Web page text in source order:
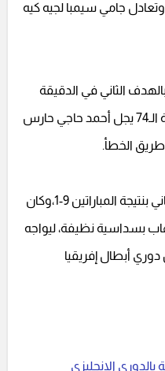
جامي سيمبا لجيه كيه
الثاني في الدقيقة
الـ70 من عمر المباراة، وفي الدقيقة الـ74 يجل أحمد حاجي حارس
طريق الخطأ.
ليتأهل بيراميدز للدور التمهيدي الثاني بنتيجة المباراتين 9-1،وكان
بسداسية نظيفة، ليواجه
بالدوري الإنجليزي